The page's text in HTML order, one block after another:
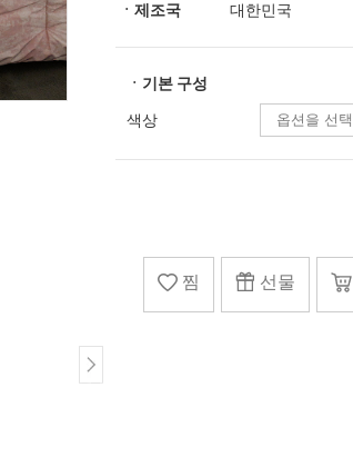
ㆍ제조국 대한민국
ㆍ기본 구성
색상
찜 선물